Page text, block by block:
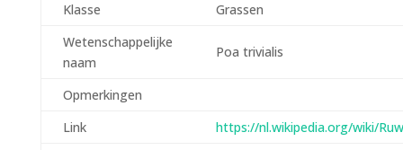
Klasse
Grassen
Wetenschappelijke
naam
Poa trivialis
Opmerkingen
Link
https://nl.wikipedia.org/wiki/